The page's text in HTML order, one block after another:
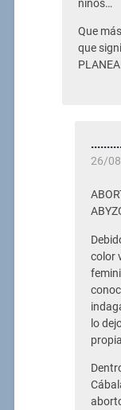
niños…
Que
que
26/
color
lo